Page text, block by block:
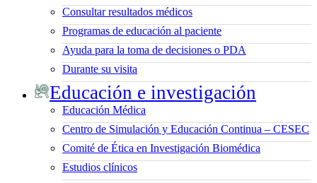
Consultar resultados médicos
Programas de educación al paciente
Ayuda para la toma de decisiones o PDA
Durante su visita
Educación e investigación
Educación Médica
Centro de Simulación y Educación Continua – CESEC
Comité de Ética en Investigación Biomédica
Estudios clínicos